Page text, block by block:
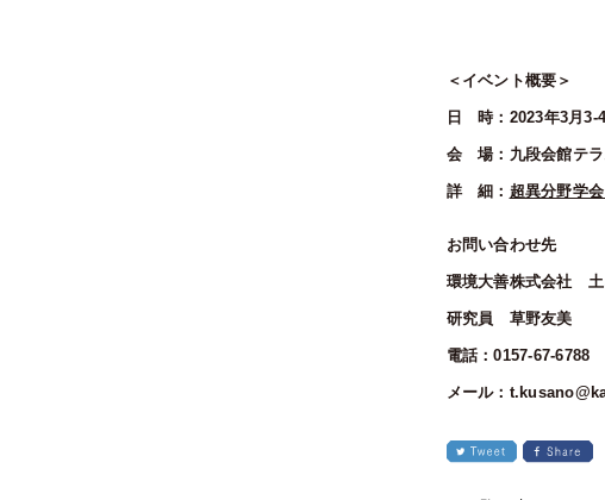
＜イベント概要＞
日 時：2023年3月3-4
会 場：九段会館テラ
詳 細： 超異分野学
お問い合わせ先
環境大善株式会社 土
研究員 草野友美
電話：0157-67-6788
メール：